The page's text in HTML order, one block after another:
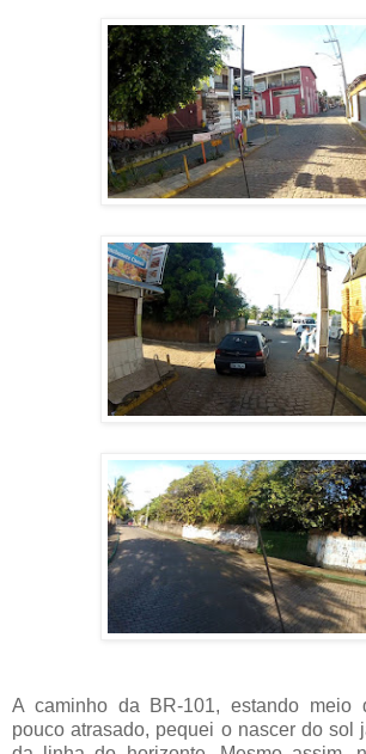
A caminho da BR-101, estando meio
pouco atrasado, pequei o nascer do sol